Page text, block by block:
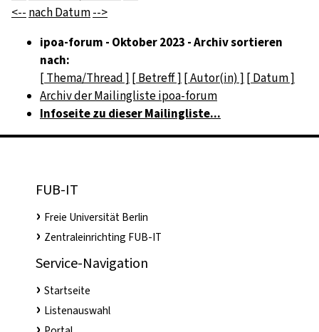
<-- nach Datum-->
ipoa-forum - Oktober 2023 - Archiv sortieren
nach:
[ Thema/Thread ] [ Betreff ] [ Autor(in) ] [ Datum ]
Archiv der Mailingliste ipoa-forum
Infoseite zu dieser Mailingliste...
FUB-IT
Freie Universität Berlin
Zentraleinrichting FUB-IT
Service-Navigation
Startseite
Listenauswahl